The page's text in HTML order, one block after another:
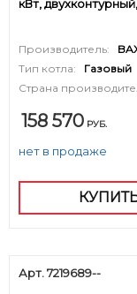
кВт,
Производитель:
Тип котла:
Газовый
Страна
158 570 РУБ.
нет в продаже
Арт. 7219689--